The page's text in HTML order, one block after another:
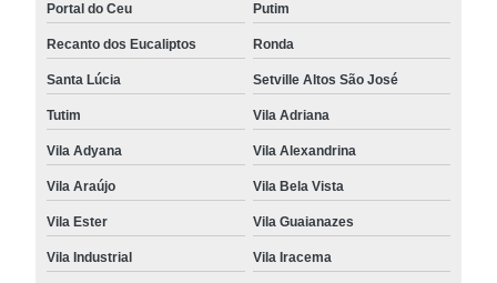
Portal do Ceu Putim
Recanto dos Eucaliptos Ronda
Santa Lúcia Setville Altos São José
Tutim Vila Adriana
Vila Adyana Vila Alexandrina
Vila Araújo Vila Bela Vista
Vila Ester Vila Guaianazes
Vila Industrial Vila Iracema